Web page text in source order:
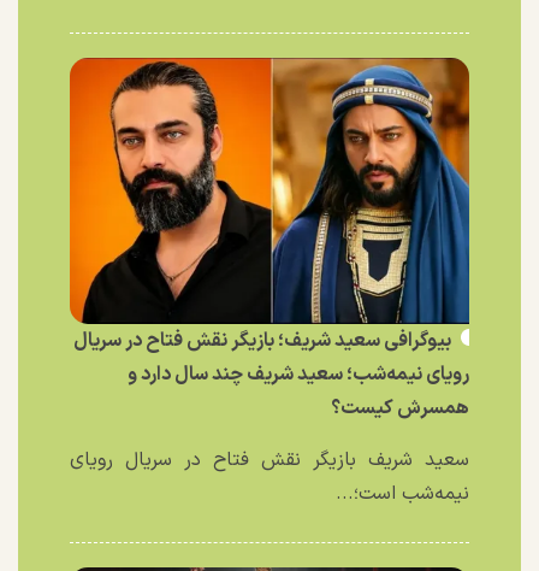
بیوگرافی سعید شریف؛ بازیگر نقش فتاح در سریال
رویای نیمه‌شب؛ سعید شریف چند سال دارد و
همسرش کیست؟
سعید شریف بازیگر نقش فتاح در سریال رویای
نیمه‌شب است؛...